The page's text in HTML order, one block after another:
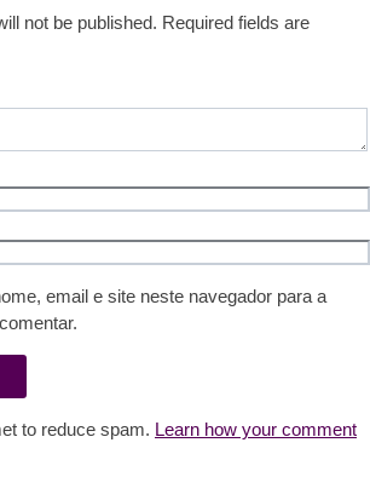
not be published. Required fields are
email e site neste navegador para a
to reduce spam. Learn how your comment